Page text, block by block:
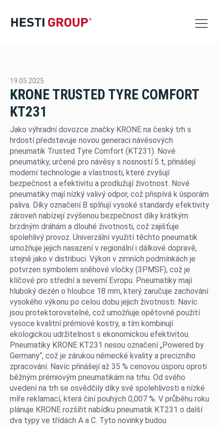
Logistika
Akce
Kontakt
Nabídka nových vozů
Nabídka ojetých vozů
Servis
Zastupované značky
HESTI Group
Síla partnerství
Magazín
19.05.2025
KRONE TRUSTED TYRE COMFORT
KT231
Jako výhradní dovozce značky KRONE na český trh s
hrdostí představuje novou generaci návěsových
pneumatik Trusted Tyre Comfort (KT231). Nové
pneumatiky, určené pro návěsy s nosností 5 t, přinášejí
moderní technologie a vlastnosti, které zvyšují
bezpečnost a efektivitu a prodlužují životnost. Nové
pneumatiky mají nízký valivý odpor, což přispívá k úsporám
paliva. Díky označení B splňují vysoké standardy efektivity
zároveň nabízejí zvýšenou bezpečnost díky krátkým
brzdným dráhám a dlouhé životnosti, což zajišťuje
spolehlivý provoz. Univerzální využití těchto pneumatik
umožňuje jejich nasazení v regionální i dálkové dopravě,
stejně jako v distribuci. Výkon v zimních podmínkách je
potvrzen symbolem sněhové vločky (3PMSF), což je
klíčové pro střední a severní Evropu. Pneumatiky mají
hluboký dezén o hloubce 18 mm, který zaručuje zachování
vysokého výkonu po celou dobu jejich životnosti. Navíc
jsou protektorovatelné, což umožňuje opětovné použití
vysoce kvalitní prémiové kostry, a tím kombinují
ekologickou udržitelnost s ekonomickou efektivitou.
Pneumatiky KRONE KT231 nesou označení „Powered by
Germany“, což je zárukou německé kvality a precizního
zpracování. Navíc přinášejí až 35 % cenovou úsporu oproti
běžným prémiovým pneumatikám na trhu. Od svého
uvedení na trh se osvědčily díky své spolehlivosti a nízké
míře reklamací, která činí pouhých 0,007 %. V průběhu roku
plánuje KRONE rozšířit nabídku pneumatik KT231 o další
dva typy ve třídách A a C. Tyto novinky budou